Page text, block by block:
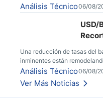
convicción real.
Análisis Técnico06/08/
USD/
Una reducción de tasas del
inminentes están
Una reducción de tasas por
inminentes están
Esto es lo que los traders
Análisis Técnico06/08/
Ver Más Noticias